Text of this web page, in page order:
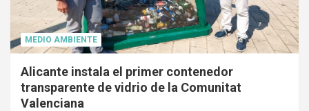
MEDIO AMBIENTE
Alicante instala el primer contenedor
transparente de vidrio de la Comunitat
Valenciana